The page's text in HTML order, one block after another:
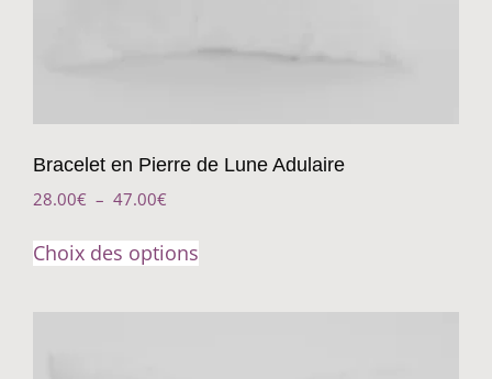
Bracelet en Pierre de Lune Adulaire
28.00€ – 47.00€
Choix des options